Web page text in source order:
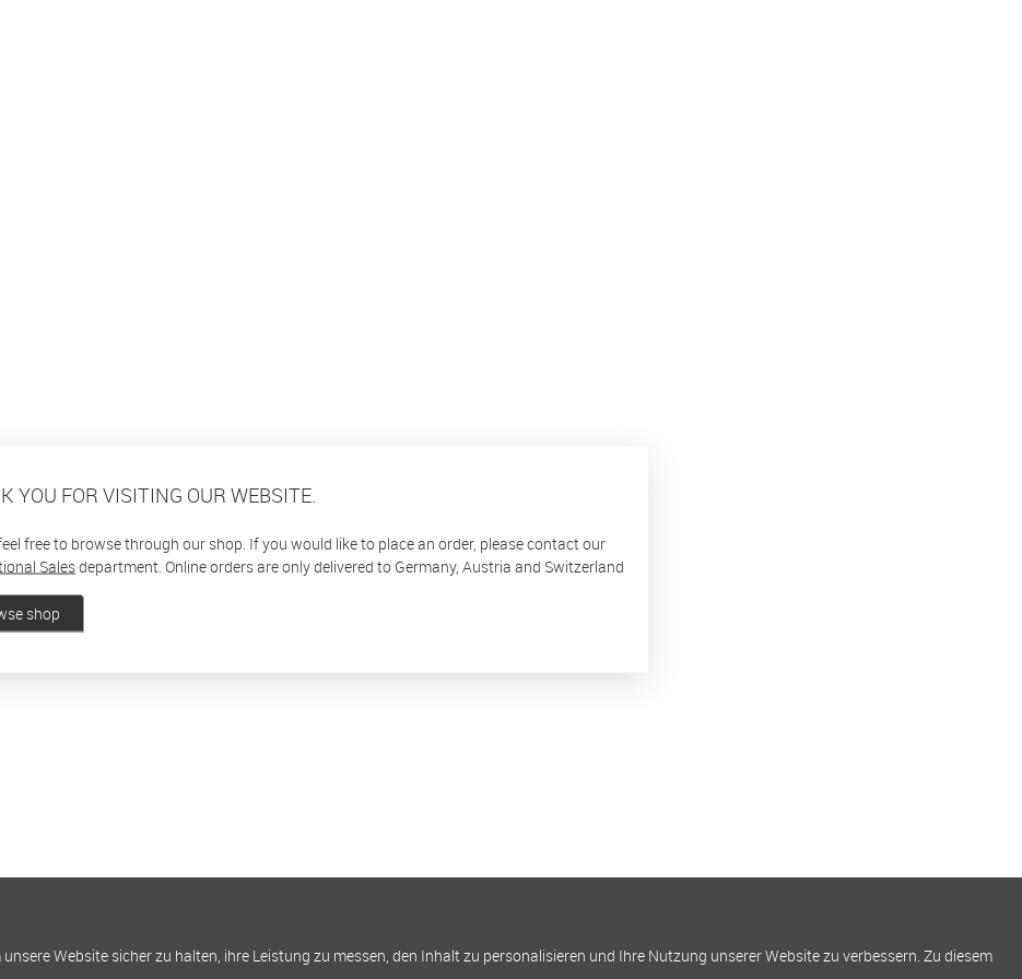
YOU FOR VISITING OUR WEBSITE.
free to browse through our shop. If you would like to place an order, please contact our
Salesdepartment. Online orders are only delivered to Germany, Austria and Switzerland
shop
Website sicher zu halten, ihre Leistung zu messen, den Inhalt zu personalisieren und Ihre Nutzung unserer Website zu verbessern. Zu diesem